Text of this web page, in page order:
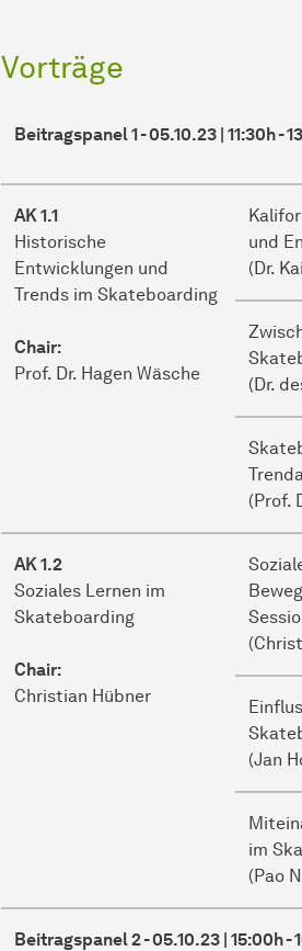
Vorträge
Beitragspanel 1 - 05.10.23 | 11:30h -
AK 1.1
Historische
Entwicklungen und
Trends im Skateboarding
Chair:
Prof. Dr. Hagen Wäsche
und
(Dr.
(Dr.
(Prof.
AK 1.2
Soziales Lernen im
Skateboarding
Chair:
Christian Hübner
(Jan
im
(Pao
Beitragspanel 2 - 05.10.23 | 15:00h -